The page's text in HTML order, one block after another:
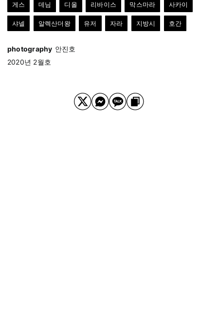
게스 데님 디올 리바이스 막스마라 사카이
샤넬 알렉산더왕 유저 자라 지방시 호간
photography 안진호
2020년 2월호